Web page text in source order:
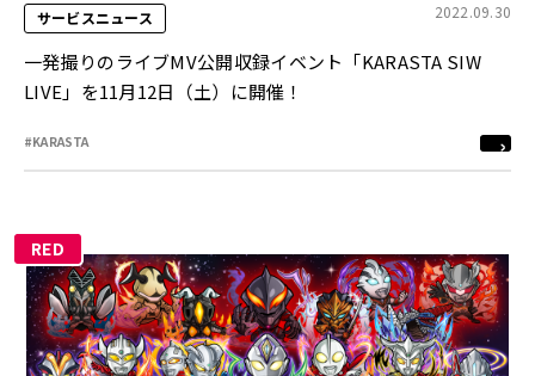
サービスニュース 2022.09.30
一発撮りのライブMV公開収録イベント「KARASTA SIW
LIVE」を11月12日（土）に開催！
#KARASTA
RED